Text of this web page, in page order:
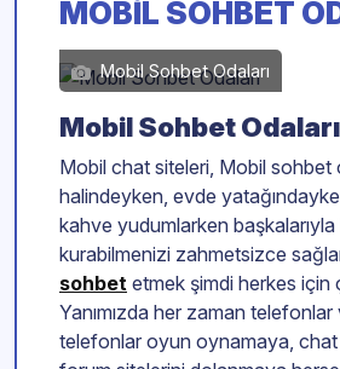
MOBIL SOHBET
Mobil Sohbet Odaları
Mobil Sohbet Odaları
Mobil chat siteleri, Mobil sohbet
halindeyken, evde
kahve yudumlarken başkalarıyla
kurabilmenizi zahmetsizce
sohbet etmek şimdi herkes için
Yanımızda her zaman telefonlar
telefonlar oyun oynamaya,